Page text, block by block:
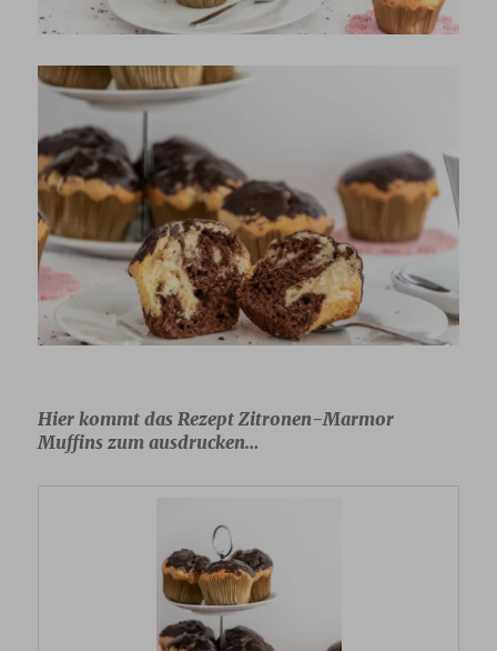
Hier kommt das Rezept Zitronen-Marmor
Muffins zum ausdrucken…